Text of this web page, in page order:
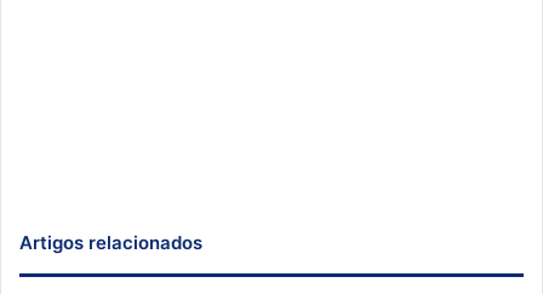
Artigos relacionados